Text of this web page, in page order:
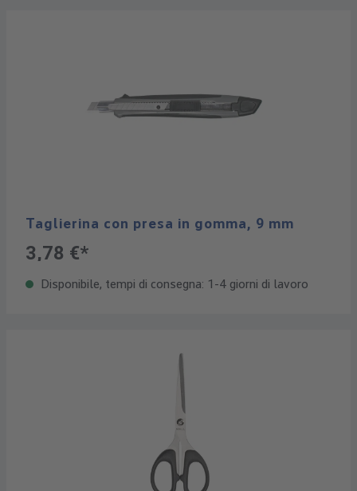
Taglierina con presa in gomma, 9 mm
3,78 €*
Disponibile, tempi di consegna: 1-4 giorni di lavoro